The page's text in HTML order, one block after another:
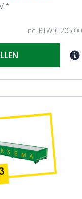
incl BTW € 205,00